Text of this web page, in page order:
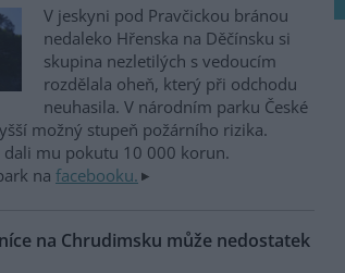
V jeskyni pod Pravčickou bránou
nedaleko Hřenska na Děčínsku si
skupina nezletilých s vedoucím
rozdělala oheň, který při odchodu
neuhasila. V národním parku České
možný stupeň požárního rizika.
mu pokutu 10 000 korun.
na facebooku.
na Chrudimsku může nedostatek